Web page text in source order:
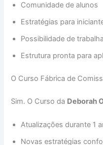
Comunidade de alunos
Estratégias para
Possibilidade de
Estrutura pronta para
O Curso Fábrica de
Sim. O Curso da Deborah
Atualizações durante 1
Novas estratégias